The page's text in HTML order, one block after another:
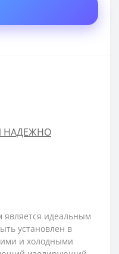
НАДЕЖНО
является идеальным
установлен в
и холодными